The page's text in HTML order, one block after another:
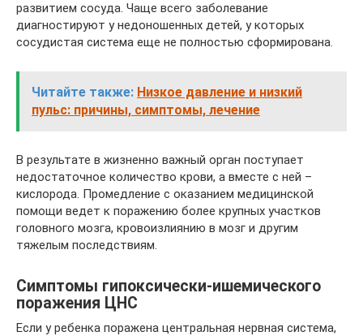
развитием сосуда. Чаще всего заболевание
диагностируют у недоношенных детей, у которых
сосудистая система еще не полностью сформирована.
Читайте также: Низкое давление и низкий
пульс: причины, симптомы, лечение
В результате в жизненно важный орган поступает
недостаточное количество крови, а вместе с ней –
кислорода. Промедление с оказанием медицинской
помощи ведет к поражению более крупных участков
головного мозга, кровоизлиянию в мозг и другим
тяжелым последствиям.
Симптомы гипоксически-ишемического
поражения ЦНС
Если у ребенка поражена центральная нервная система,